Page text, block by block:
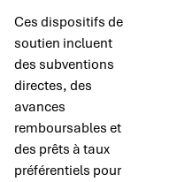
Ces dispositifs de
soutien incluent
des subventions
directes, des
avances
remboursables et
des prêts à taux
préférentiels pour